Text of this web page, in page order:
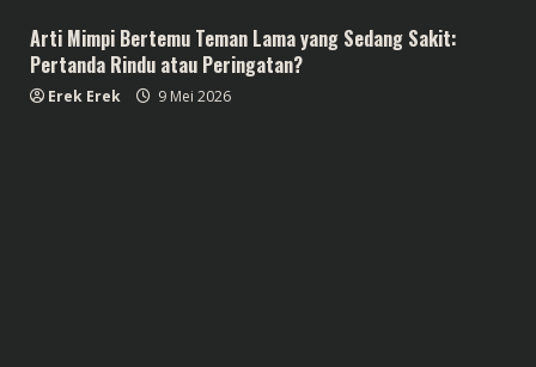
Arti Mimpi Bertemu Teman Lama yang Sedang Sakit:
Pertanda Rindu atau Peringatan?
Erek Erek 9 Mei 2026